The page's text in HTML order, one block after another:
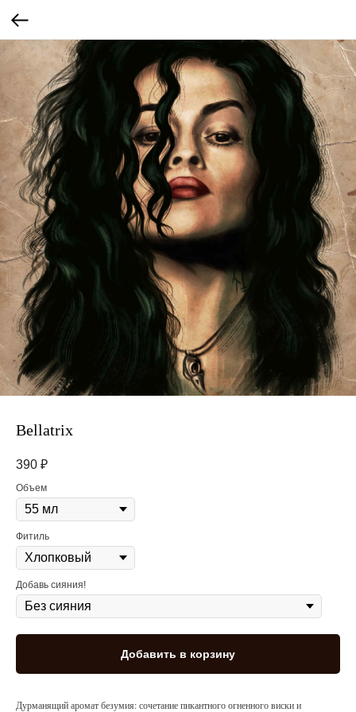
Bellatrix
390 ₽
Объем
Фитиль
Добавь сияния!
Добавить в корзину
Дурманящий аромат безумия: сочетание пикантного огненного виски и